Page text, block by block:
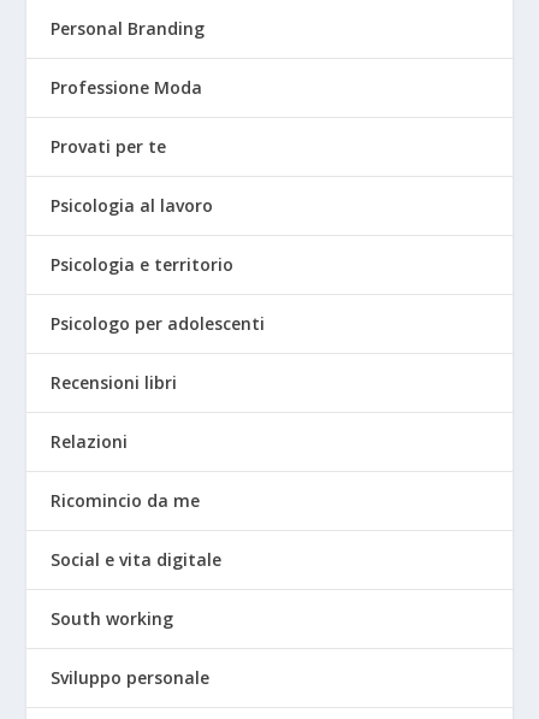
Personal Branding
Professione Moda
Provati per te
Psicologia al lavoro
Psicologia e territorio
Psicologo per adolescenti
Recensioni libri
Relazioni
Ricomincio da me
Social e vita digitale
South working
Sviluppo personale